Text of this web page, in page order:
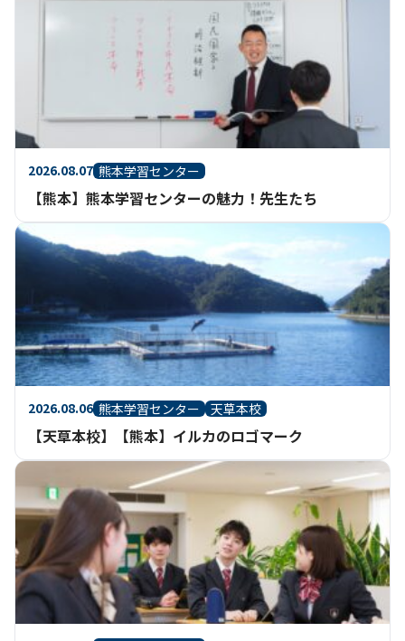
2026.08.07 熊本学習センター
【熊本】熊本学習センターの魅力！先生たち
2026.08.06 熊本学習センター 天草本校
【天草本校】【熊本】イルカのロゴマーク